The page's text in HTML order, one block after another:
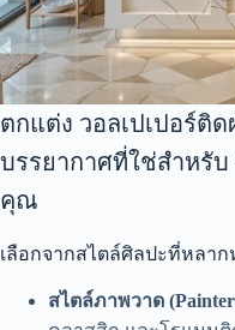
ตกแต่ง วอลเปเปอร์ติ
บรรยากาศที่ใช่สำหรับ
คุณ
เลือกจากสไตล์ศิลปะที่หลาก
สไตล์ภาพวาด